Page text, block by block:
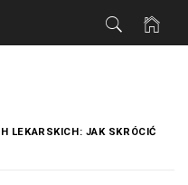
LEKARSKICH: JAK SKRÓCIĆ